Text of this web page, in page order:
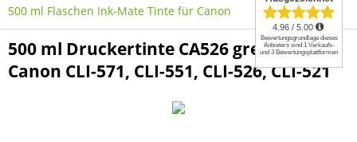
500 ml Flaschen Ink-Mate Tinte für Canon
500 ml Druckertinte CA526 grey für
Canon CLI-571, CLI-551, CLI-526, CLI-521